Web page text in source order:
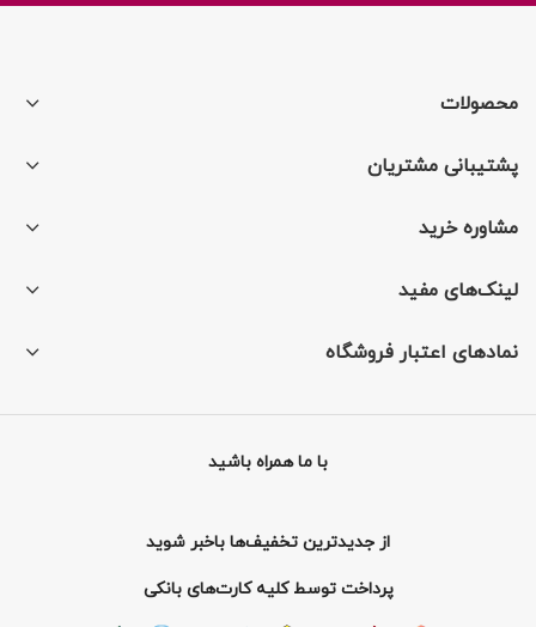
محصولات
پشتیبانی مشتریان
مشاوره خرید
لینک‌های مفید
نمادهای اعتبار فروشگاه
با ما همراه باشید
از جدیدترین تخفیف‌ها باخبر شوید
پرداخت توسط کلیه کارت‌های بانکی